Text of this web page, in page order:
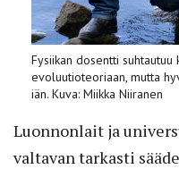
Fysiikan dosentti suhtautuu
evoluutioteoriaan, mutta
iän. Kuva: Miikka Niiranen
Luonnonlait ja
valtavan tarkasti